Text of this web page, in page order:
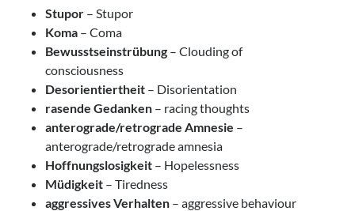
Stupor – Stupor
Koma – Coma
Bewusstseinstrübung – Clouding of
consciousness
Desorientiertheit – Disorientation
rasende Gedanken – racing thoughts
anterograde/retrograde Amnesie –
anterograde/retrograde amnesia
Hoffnungslosigkeit – Hopelessness
Müdigkeit – Tiredness
aggressives Verhalten – aggressive behaviour